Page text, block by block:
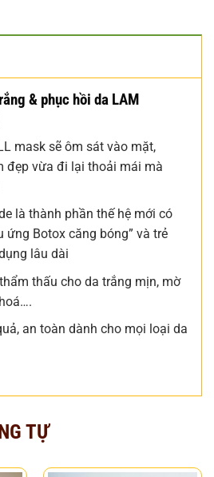
& phục hồi da LAM
mask sẽ ôm sát vào mặt,
đẹp vừa đi lại thoải mái mà
là thành phần thế hệ mới có
ứng Botox căng bóng” và trẻ
lâu dài
thấu cho da trắng mịn, mờ
an toàn dành cho mọi loại da
TỰ